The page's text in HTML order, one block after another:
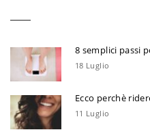
8 semplici passi
18 Luglio
Ecco perchè
11 Luglio